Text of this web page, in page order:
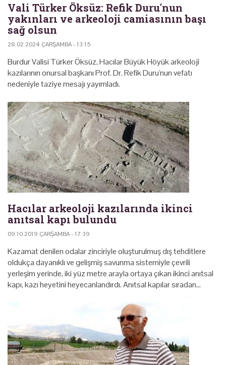
Vali Türker Öksüz: Refik Duru'nun
yakınları ve arkeoloji camiasının başı
sağ olsun
28.02.2024 ÇARŞAMBA - 13:15
Burdur Valisi Türker Öksüz, Hacılar Büyük Höyük arkeoloji
kazılarının onursal başkanı Prof. Dr. Refik Duru'nun vefatı
nedeniyle taziye mesajı yayımladı.
Hacılar arkeoloji kazılarında ikinci
anıtsal kapı bulundu
09.10.2019 ÇARŞAMBA - 17:39
Kazamat denilen odalar zinciriyle oluşturulmuş dış tehditlere
oldukça dayanıklı ve gelişmiş savunma sistemiyle çevrili
yerleşim yerinde, iki yüz metre arayla ortaya çıkan ikinci anıtsal
kapı, kazı heyetini heyecanlandırdı. Anıtsal kapılar sıradan…